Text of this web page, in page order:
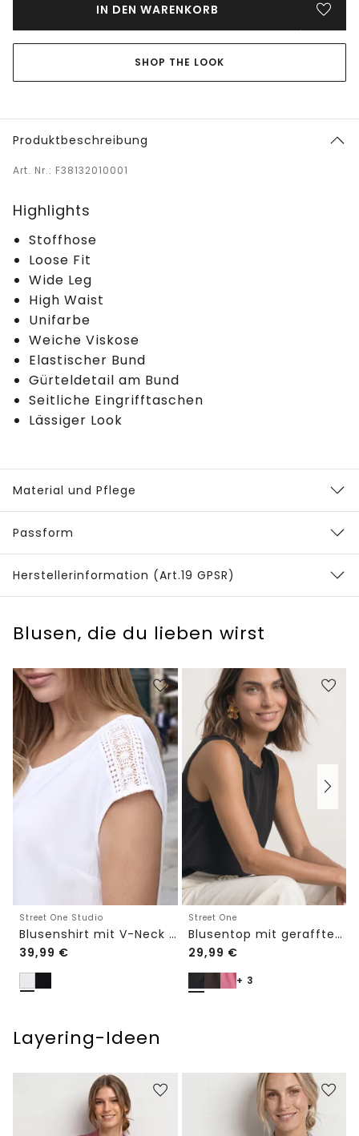
IN DEN WARENKORB
SHOP THE LOOK
Produktbeschreibung
Art. Nr.: F38132010001
Highlights
Stoffhose
Loose Fit
Wide Leg
High Waist
Unifarbe
Weiche Viskose
Elastischer Bund
Gürteldetail am Bund
Seitliche Eingrifftaschen
Lässiger Look
Material und Pflege
Passform
Herstellerinformation (Art.19 GPSR)
Blusen, die du lieben wirst
Street One Studio
Blusenshirt mit V-Neck und Spitze
39,99 €
Street One
Blusentop mit gerafftem Rundhals
29,99 €
+ 3
Layering-Ideen